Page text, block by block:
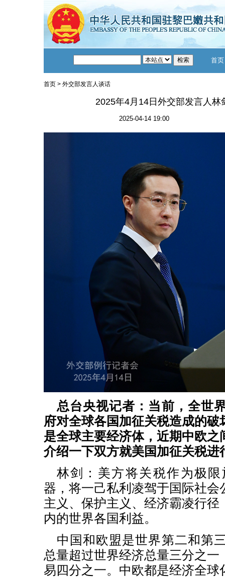
首页
首页> 外交部发言人谈话
2025年4月14日外交部发言人林
2025-04-14 19:00
总台央视记者：当前，全世
府对全球各国加征关税造成的
是全球主要经济体，近期中欧之
介绍一下双方就美国加征关税进
林剑：美方将关税作为极
器，将一己私利凌驾于国际社会
主义、保护主义、经济霸凌行径
内的世界各国利益。
中国和欧盟是世界第二和第
总量超过世界经济总量三分之一
易四分之一。中欧都是经济全球